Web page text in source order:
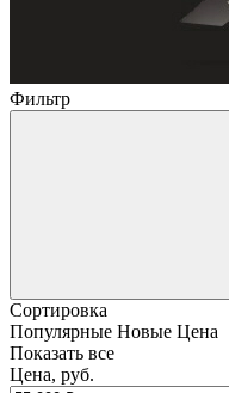
Фильтр
Сортировка
Популярные Новые Цена
Показать все
Цена, руб.